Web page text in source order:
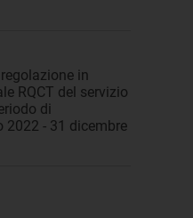
in
RQCT del servizio
di
2022 - 31 dicembre